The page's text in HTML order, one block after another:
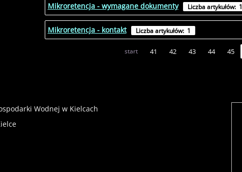
Mikroretencja - wymagane dokumenty Liczba artykułów: 1
Mikroretencja - kontakt Liczba artykułów: 1
start 41 42 43 44 45
Wodnej w Kielcach